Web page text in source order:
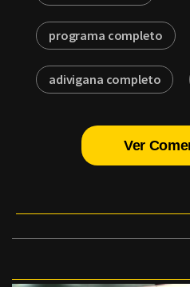
programa completo
adivigana completo
Ver